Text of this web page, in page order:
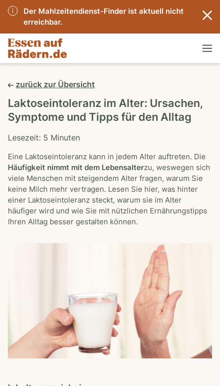
Der Mahlzeitendienst-Finder ist aktuell nicht
erreichbar.
zurück zur Übersicht
Laktoseintoleranz im Alter: Ursachen,
Symptome und Tipps für den Alltag
Lesezeit: 5 Minuten
Eine Laktoseintoleranz kann in jedem Alter auftreten. Die
Häufigkeit nimmt mit dem Lebensalterzu, weswegen sich
viele Menschen mit steigendem Alter fragen, warum Sie
keine Milch mehr vertragen. Lesen Sie hier, was hinter
einer Laktoseintoleranz steckt, warum sie im Alter
häufiger wird und wie Sie mit nützlichen Ernährungstipps
Ihren Alltag besser gestalten können.